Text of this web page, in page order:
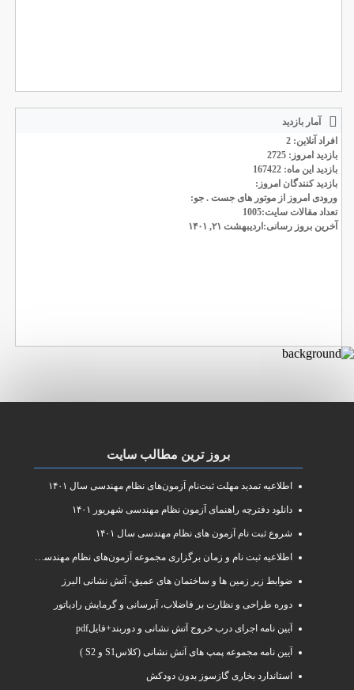
آمار بازدید
افراد آنلاین: 2
بازدید امروز: 2725
بازدید این ماه: 167422
بازدید کنندگان امروز:
ورودی امروز از موتور های جست . جو:
تعداد مقالات سایت:1005
آخرین بروز رسانی:اردیبهشت ۲۱, ۱۴۰۱
بروز ترین مطالب سایت
اطلاعیه تمدید مهلت ثبت‌نام آزمون‌های نظام مهندسی سال ۱۴۰۱
دانلود دفترچه راهنمای آزمون نظام مهندسی شهریور ۱۴۰۱
شروع ثبت نام آزمون های نظام مهندسی سال ۱۴۰۱
اطلاعیه ثبت نام و زمان برگزاری مجموعه آزمون‌های نظام مهندسی ساختمان سال ۱۴۰۱
ضوابط زیر زمین ها و ساختمان های عمیق- آتش نشانی البرز
دوره طراحی و نظارت بر فاضلاب، آبرسانی و گرمایش رادیاتور
آیین نامه اجرای درب خروج آتش نشانی و دوربند+فایلpdf
آیین نامه مجموعه پمپ های آتش نشانی (کلاسS1 و S2 )
استاندارد بخاری گازسوز بدون دودکش